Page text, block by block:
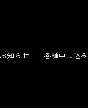
お知らせ 各種申し込み